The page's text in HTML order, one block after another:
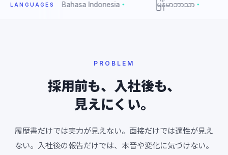
LANGUAGESBahasa Indonesia မြန်မာဘာသာ
PROBLEM
採用前も、入社後も、
見えにくい。
履歴書だけでは実力が見えない。面接だけでは適性が見え
ない。入社後の報告だけでは、本音や変化に気づけない。